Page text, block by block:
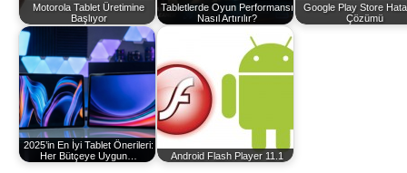
Motorola Tablet Üretimine
Başlıyor
Tabletlerde Oyun Performansı
Nasıl Artırılır?
Google Play Store
Çözümü
2025’in En İyi Tablet Önerileri:
Her Bütçeye Uygun…
Android Flash Player 11.1